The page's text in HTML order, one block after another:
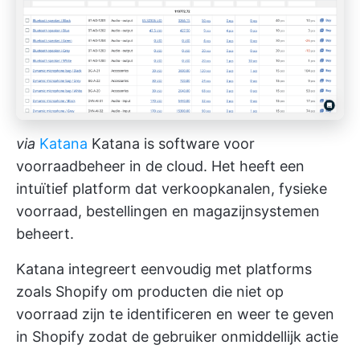
via Katana Katana is software voor
voorraadbeheer in de cloud. Het heeft een
intuïtief platform dat verkoopkanalen, fysieke
voorraad, bestellingen en magazijnsystemen
beheert.
Katana integreert eenvoudig met platforms
zoals Shopify om producten die niet op
voorraad zijn te identificeren en weer te geven
in Shopify zodat de gebruiker onmiddellijk actie